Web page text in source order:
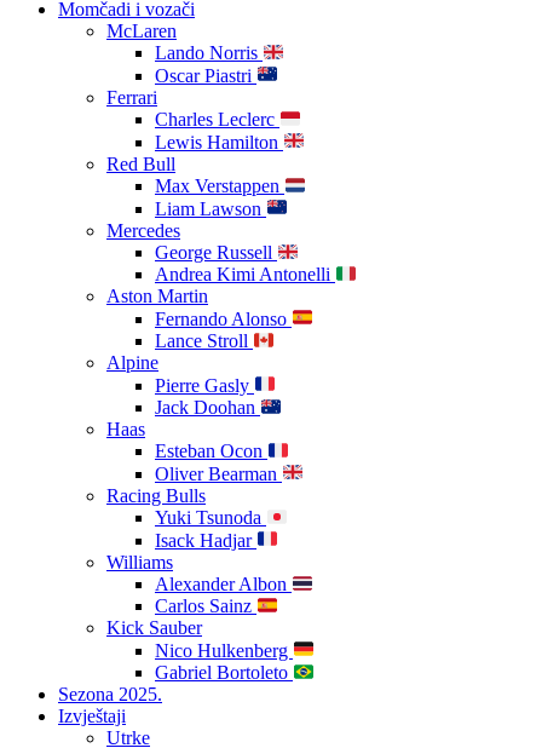
Momčadi i vozači
McLaren
Lando Norris
Oscar Piastri
Ferrari
Charles Leclerc
Lewis Hamilton
Red Bull
Max Verstappen
Liam Lawson
Mercedes
George Russell
Andrea Kimi Antonelli
Aston Martin
Fernando Alonso
Lance Stroll
Alpine
Pierre Gasly
Jack Doohan
Haas
Esteban Ocon
Oliver Bearman
Racing Bulls
Yuki Tsunoda
Isack Hadjar
Williams
Alexander Albon
Carlos Sainz
Kick Sauber
Nico Hulkenberg
Gabriel Bortoleto
Sezona 2025.
Izvještaji
Utrke